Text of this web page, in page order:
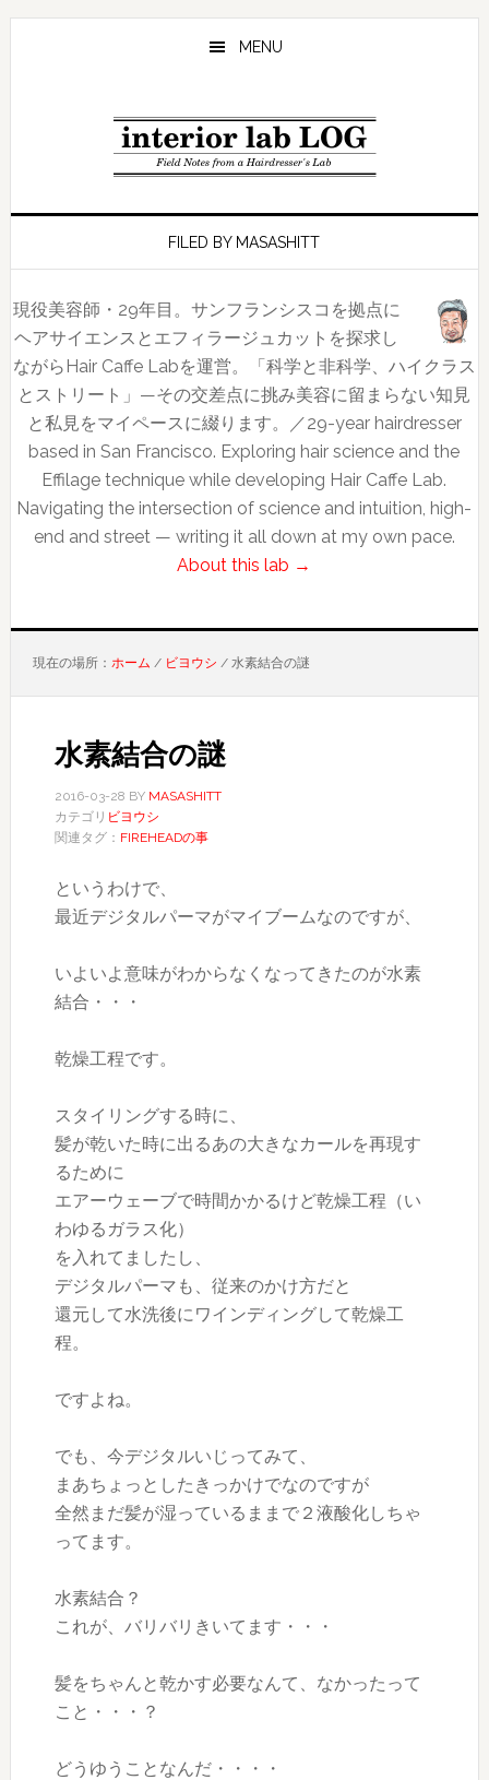
Skip
Skip
Skip
MENU
FILED BY MASASHITT
現役美容師・29年目。サンフランシスコを拠点に
ヘアサイエンスとエフィラージュカットを探求し
ながらHair Caffe Labを運営。「科学と非科学、ハイクラス
とストリート」—その交差点に挑み美容に留まらない知見
と私見をマイペースに綴ります。／29-year hairdresser
based in San Francisco. Exploring hair science and the
Effilage technique while developing Hair Caffe Lab.
Navigating the intersection of science and intuition, high-
end and street — writing it all down at my own pace.
About this lab →
現在の場所： ホーム / ビヨウシ /水素結合の謎
水素結合の謎
2016-03-28 BY MASASHITT
カテゴリ ビヨウシ
関連タグ： FIREHEADの事
というわけで、
最近デジタルパーマがマイブームなのですが、
いよいよ意味がわからなくなってきたのが水素
結合・・・
乾燥工程です。
スタイリングする時に、
髪が乾いた時に出るあの大きなカールを再現す
るために
エアーウェーブで時間かかるけど乾燥工程（い
わゆるガラス化）
を入れてましたし、
デジタルパーマも、従来のかけ方だと
還元して水洗後にワインディングして乾燥工
程。
ですよね。
でも、今デジタルいじってみて、
まあちょっとしたきっかけでなのですが
全然まだ髪が湿っているままで２液酸化しちゃ
ってます。
水素結合？
これが、バリバリきいてます・・・
髪をちゃんと乾かす必要なんて、なかったって
こと・・・？
どうゆうことなんだ・・・・